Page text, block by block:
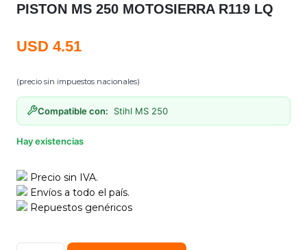
PISTON MS 250 MOTOSIERRA R119 LQ
USD 4.51
(precio sin impuestos nacionales)
Compatible con: Stihl MS 250
Hay existencias
Precio sin IVA.
Envíos a todo el país.
Repuestos genéricos